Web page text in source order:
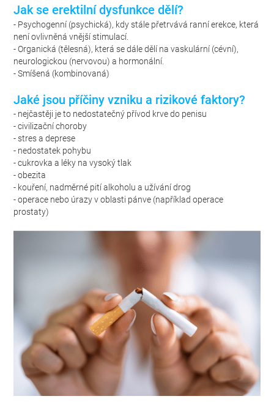
Jak se erektilní dysfunkce dělí?
- Psychogenní (psychická), kdy stále přetrvává ranní erekce, která
není ovlivněná vnější stimulací.
- Organická (tělesná), která se dále dělí na vaskulární (cévní),
neurologickou (nervovou) a hormonální.
- Smíšená (kombinovaná)
Jaké jsou příčiny vzniku a rizikové faktory?
- nejčastěji je to nedostatečný přívod krve do penisu
- civilizační choroby
- stres a deprese
- nedostatek pohybu
- cukrovka a léky na vysoký tlak
- obezita
- kouření, nadměrné pití alkoholu a užívání drog
- operace nebo úrazy v oblasti pánve (například operace
prostaty)